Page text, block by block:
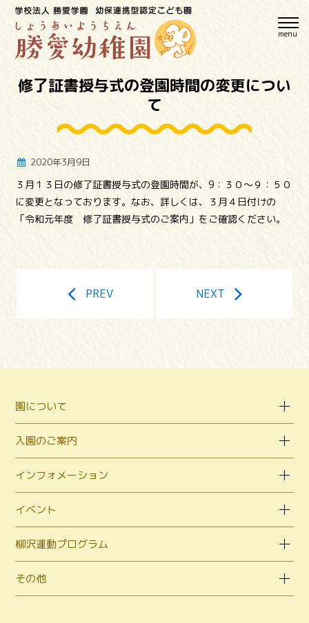
修了証書授与式の登園時間の変更につい
て
2020年3月9日
３月１３日の修了証書授与式の登園時間が、9：３０～９：５０
に変更となっております。なお、詳しくは、３月４日付けの
「令和元年度 修了証書授与式のご案内」をご確認ください。
PREV NEXT
園について
入園のご案内
インフォメーション
イベント
柳沢運動プログラム
その他
menu